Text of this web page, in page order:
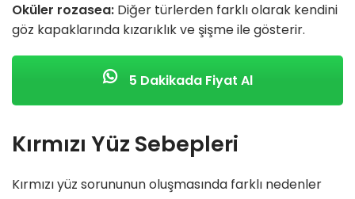
Oküler rozasea: Diğer türlerden farklı olarak kendini
göz kapaklarında kızarıklık ve şişme ile gösterir.
5 Dakikada Fiyat Al
Kırmızı Yüz Sebepleri
Kırmızı yüz sorununun oluşmasında farklı nedenler